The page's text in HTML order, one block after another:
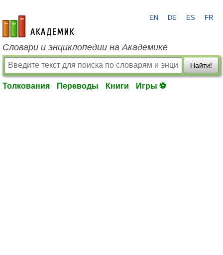
academic.ru
EN DE ES FR
Словари и энциклопедии на Академике
Найти!
Толкования Переводы Книги Игры ⚽